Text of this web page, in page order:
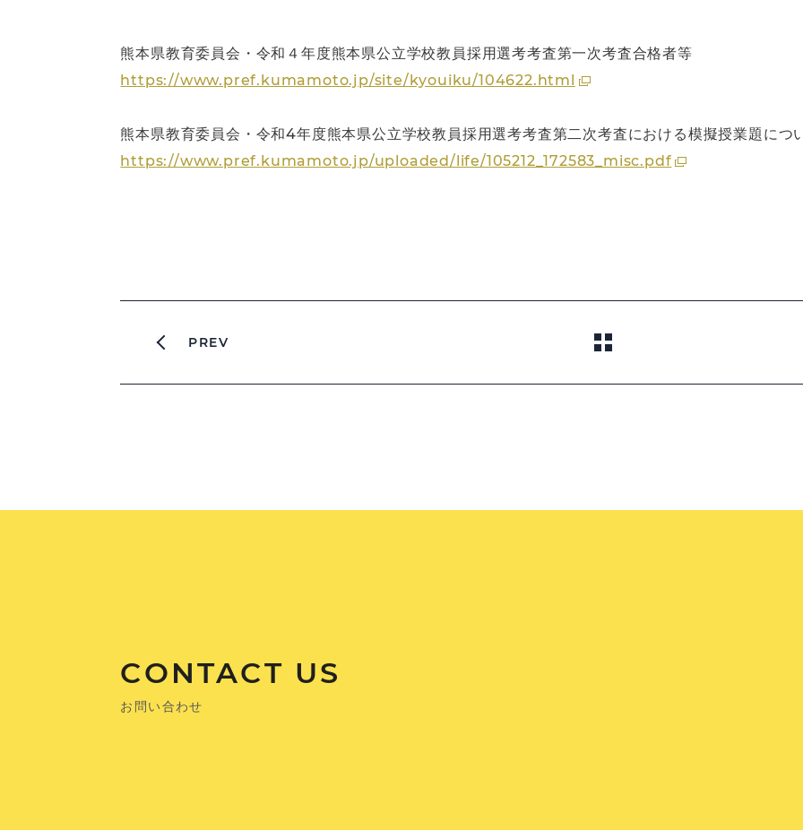
熊本県教育委員会・令和４年度熊本県公立学校教員採用選考考査第一次考査合格者等
https://www.pref.kumamoto.jp/site/kyouiku/104622.html
熊本県教育委員会・令和4年度熊本県公立学校教員採用選考考査第二次考査における模擬授業題につ
https://www.pref.kumamoto.jp/uploaded/life/105212_172583_misc.pdf
PREV
CONTACT US
お問い合わせ